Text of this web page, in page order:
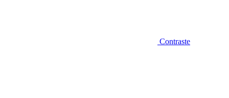
Contraste